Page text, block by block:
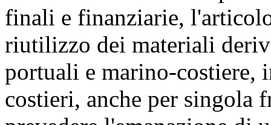
finali e finanziarie,
riutilizzo dei materiali
portuali e marino-costiere,
costieri, anche per singola